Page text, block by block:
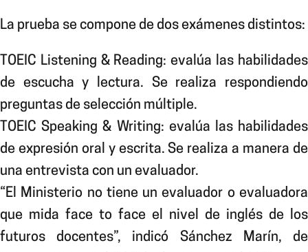
La prueba se compone de dos exámenes distintos:
TOEIC Listening & Reading: evalúa las habilidades
de escucha y lectura. Se realiza respondiendo
preguntas de selección múltiple.
TOEIC Speaking & Writing: evalúa las habilidades
de expresión oral y escrita. Se realiza a manera de
una entrevista con un evaluador.
“El Ministerio no tiene un evaluador o evaluadora
que mida face to face el nivel de inglés de los
futuros docentes”, indicó Sánchez Marín, de